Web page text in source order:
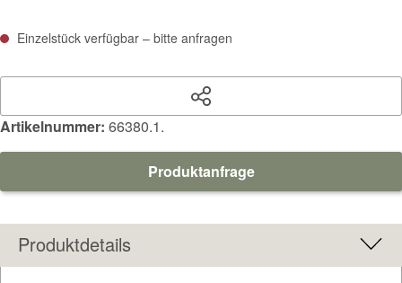
Einzelstück verfügbar – bitte anfragen
Artikelnummer: 66380.1.
Produktanfrage
Produktdetails